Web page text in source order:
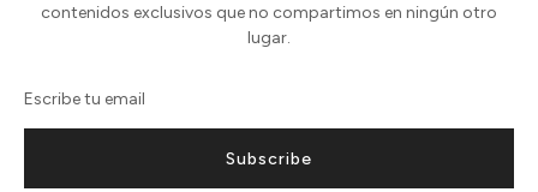
contenidos exclusivos que no compartimos en ningún otro
lugar.
Subscribe